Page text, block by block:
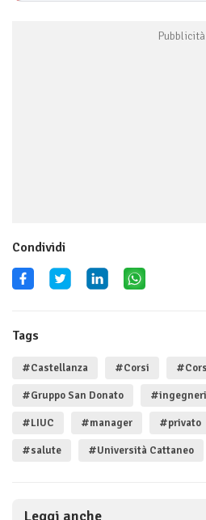
Condividi
Tags
#Castellanza #Corsi
#Gruppo San Donato #ingegneri
#LIUC #manager #privato
#salute #Università Cattaneo
Leggi anche